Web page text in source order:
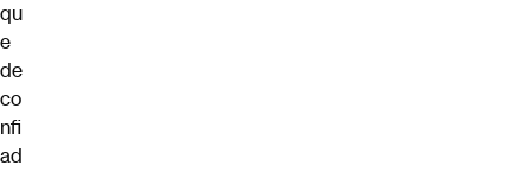
qu
e
de
co
nfi
ad